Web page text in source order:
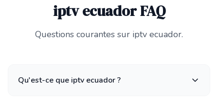
iptv ecuador FAQ
Questions courantes sur iptv ecuador.
Qu'est-ce que iptv ecuador ?